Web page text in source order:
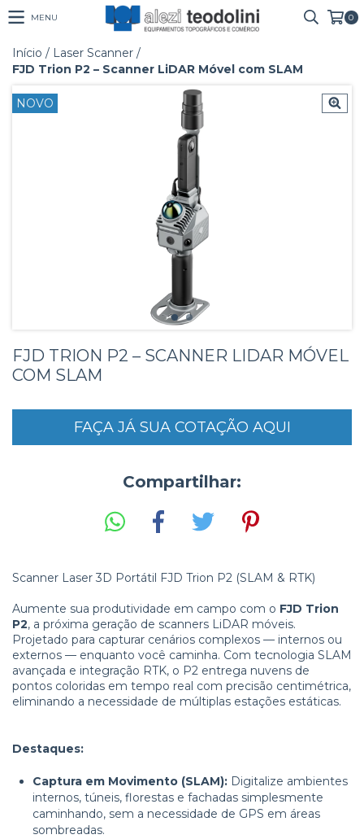
MENU 0
Início / Laser Scanner /
FJD Trion P2 – Scanner LiDAR Móvel com SLAM
NOVO
FJD TRION P2 – SCANNER LIDAR MÓVEL
COM SLAM
FAÇA JÁ SUA COTAÇÃO AQUI
Compartilhar:
Scanner Laser 3D Portátil FJD Trion P2 (SLAM & RTK)
Aumente sua produtividade em campo com o FJD Trion
P2, a próxima geração de scanners LiDAR móveis.
Projetado para capturar cenários complexos — internos ou
externos — enquanto você caminha. Com tecnologia SLAM
avançada e integração RTK, o P2 entrega nuvens de
pontos coloridas em tempo real com precisão centimétrica,
eliminando a necessidade de múltiplas estações estáticas.
Destaques:
Captura em Movimento (SLAM): Digitalize ambientes
internos, túneis, florestas e fachadas simplesmente
caminhando, sem a necessidade de GPS em áreas
sombreadas.